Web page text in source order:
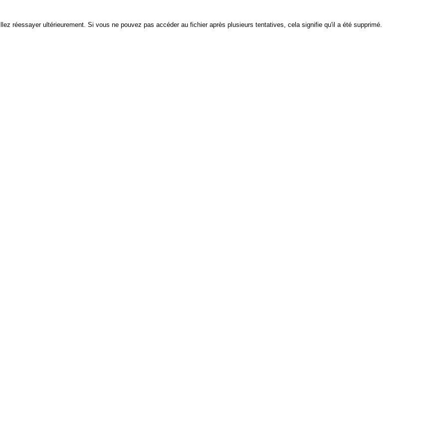
réessayer ultérieurement. Si vous ne pouvez pas accéder au fichier après plusieurs tentatives, cela signifie qu'il a été supprimé.